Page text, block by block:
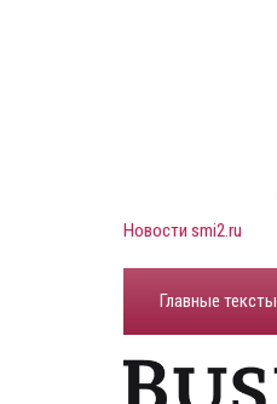
Новости smi2.ru
Главные тексты